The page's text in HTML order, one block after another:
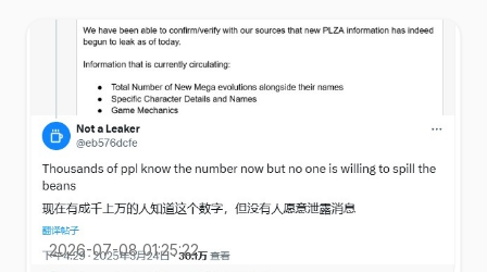
2026-07-08 01:25:22